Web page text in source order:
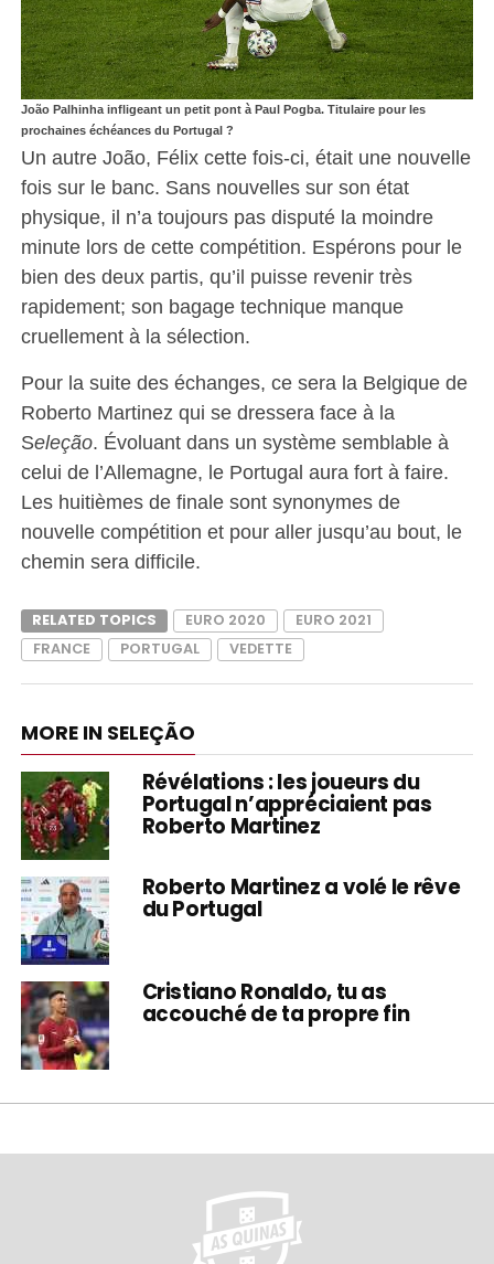
João Palhinha infligeant un petit pont à Paul Pogba. Titulaire pour les
prochaines échéances du Portugal ?
Un autre João, Félix cette fois-ci, était une nouvelle
fois sur le banc. Sans nouvelles sur son état
physique, il n’a toujours pas disputé la moindre
minute lors de cette compétition. Espérons pour le
bien des deux partis, qu’il puisse revenir très
rapidement; son bagage technique manque
cruellement à la sélection.
Pour la suite des échanges, ce sera la Belgique de
Roberto Martinez qui se dressera face à la
Seleção. Évoluant dans un système semblable à
celui de l’Allemagne, le Portugal aura fort à faire.
Les huitièmes de finale sont synonymes de
nouvelle compétition et pour aller jusqu’au bout, le
chemin sera difficile.
RELATED TOPICS EURO 2020
EURO 2021
FRANCE
PORTUGAL VEDETTE
MORE IN SELEÇÃO
Révélations : les joueurs du
Portugal n’appréciaient pas
Roberto Martinez
Roberto Martinez a volé le rêve
du Portugal
Cristiano Ronaldo, tu as
accouché de ta propre fin